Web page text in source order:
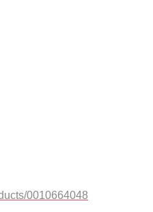
0010664048